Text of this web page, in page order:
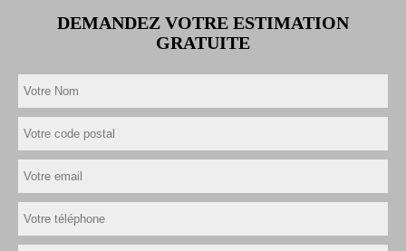
DEMANDEZ VOTRE ESTIMATION
GRATUITE